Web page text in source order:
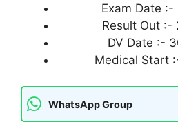
Exam Date
Result Out :-
DV Date :-
Medical Start
WhatsApp Group